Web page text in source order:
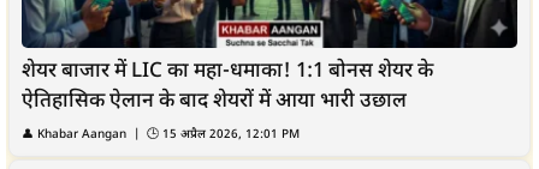
शेयर बाजार में LIC का महा-धमाका! 1:1 बोनस शेयर के
ऐतिहासिक ऐलान के बाद शेयरों में आया भारी उछाल
👤 Khabar Aangan | 🕒 15 अप्रैल 2026, 12:01 PM